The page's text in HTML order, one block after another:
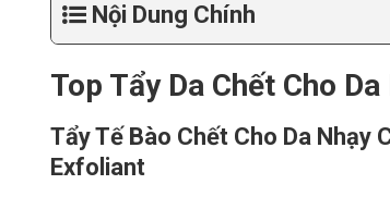
Nội Dung Chính
Top Tẩy Da Chết Cho
Tẩy Tế Bào Chết Cho Da Nhạy
Exfoliant